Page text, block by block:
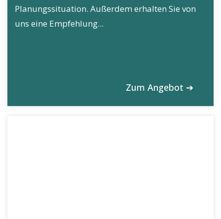
Planungssituation. Außerdem erhalten Sie von
uns eine Empfehlung...
Zum Angebot ➔